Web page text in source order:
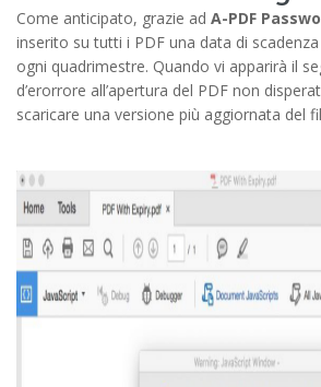
Come anticipato, grazie ad A-PDF
inserito su tutti i PDF una data di
ogni quadrimestre. Quando vi apparirà il
d’erorrore all’apertura del PDF non
scaricare una versione più aggiornata del